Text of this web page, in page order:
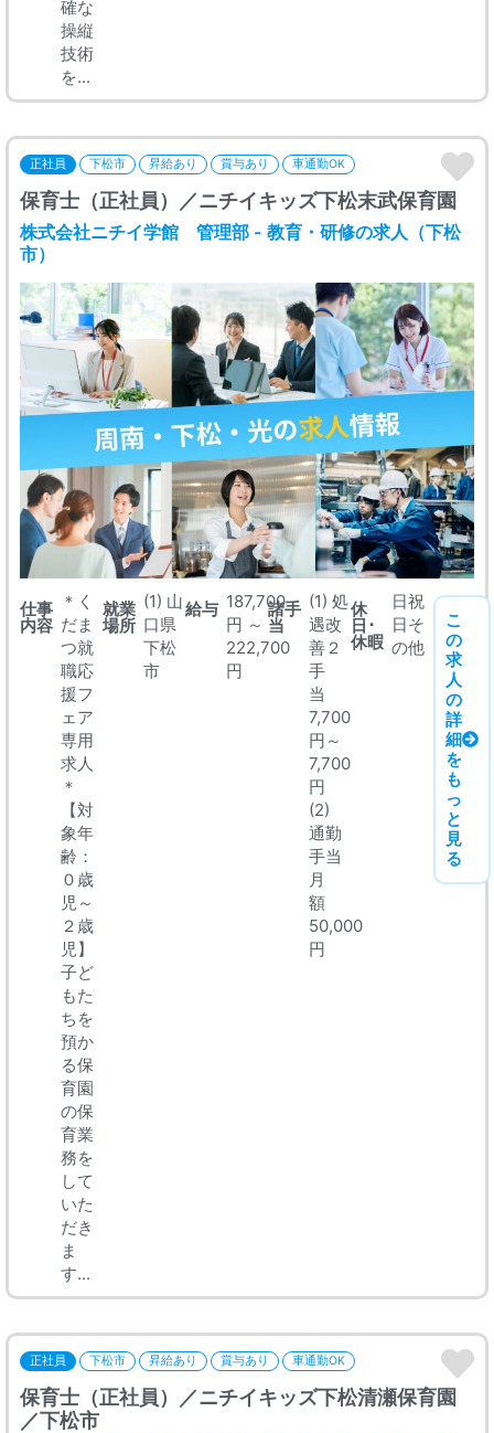
確な
操縦
技術
を...
正社員 下松市 昇給あり 賞与あり 車通勤OK
保育士（正社員）／ニチイキッズ下松末武保育園
株式会社ニチイ学館 管理部 - 教育・研修の求人（下松
市）
仕事
内容
＊く
だま
つ就
職応
援フ
ェア
専用
求人
＊
【対
象年
齢：
０歳
児～
２歳
児】
子ど
もた
ちを
預か
る保
育園
の保
育業
務を
して
いた
だき
ま
す...
就業
場所
(1) 山
口県
下松
市
給与 187,700
円 ～
222,700
円
諸手
当
(1) 処
遇改
善２
手
当
7,700
円～
7,700
円
(2)
通勤
手当
月
額
50,000
円
休
日･
休暇
日祝
日そ
の他
こ
の
求
人
の
詳
細
を
も
っ
と
見
る
正社員 下松市 昇給あり 賞与あり 車通勤OK
保育士（正社員）／ニチイキッズ下松清瀬保育園
／下松市